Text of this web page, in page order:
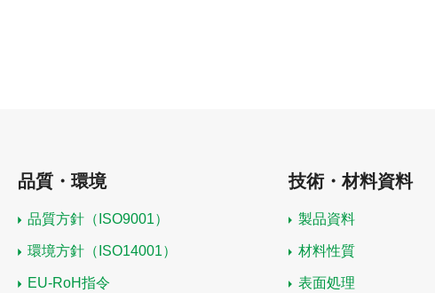
品質・環境
品質方針（ISO9001）
環境方針（ISO14001）
EU-RoH指令
技術・材料資料
製品資料
材料性質
表面処理